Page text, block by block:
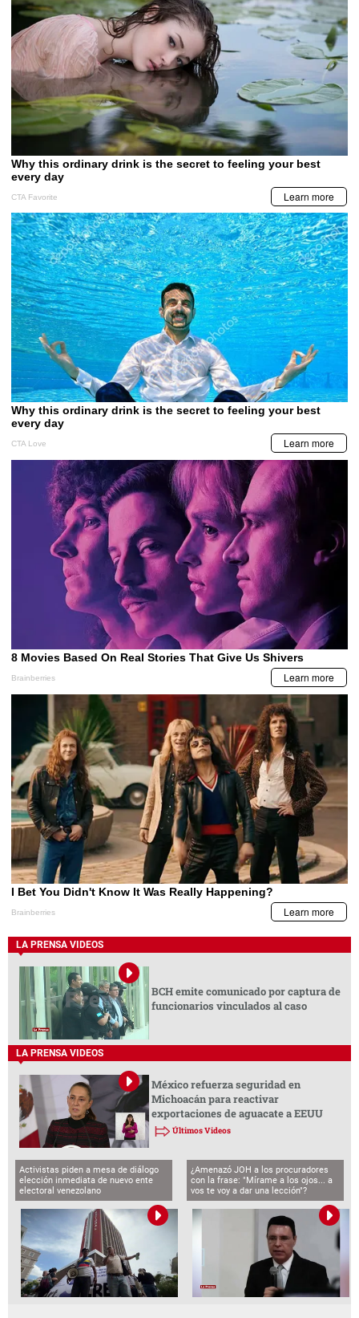
LA PRENSA VIDEOS
BCH emite comunicado por captura de
funcionarios vinculados al caso
LA PRENSA VIDEOS
México refuerza seguridad en
Michoacán para reactivar
exportaciones de aguacate a EEUU
Últimos Videos
Activistas piden a mesa de diálogo
elección inmediata de nuevo ente
electoral venezolano
¿Amenazó JOH a los procuradores
con la frase: "Mírame a los ojos... a
vos te voy a dar una lección"?